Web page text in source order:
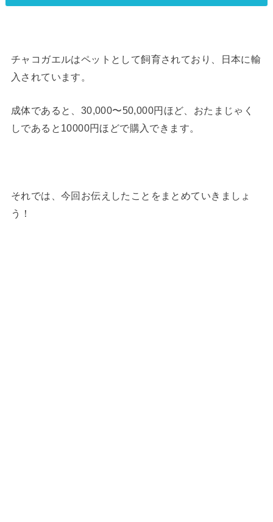
チャコガエルはペットとして飼育されており、日本に輸
入されています。
成体であると、30,000〜50,000円ほど、おたまじゃく
しであると10000円ほどで購入できます。
それでは、今回お伝えしたことをまとめていきましょ
う！